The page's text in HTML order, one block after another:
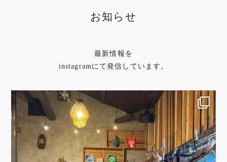
お知らせ
最新情報を
instagramにて発信しています。